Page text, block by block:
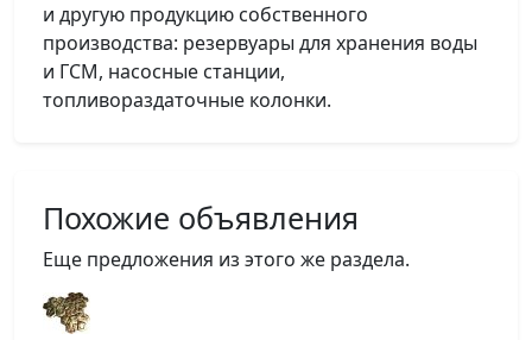
и другую продукцию собственного
производства: резервуары для хранения воды
и ГСМ, насосные станции,
топливораздаточные колонки.
Похожие объявления
Еще предложения из этого же раздела.